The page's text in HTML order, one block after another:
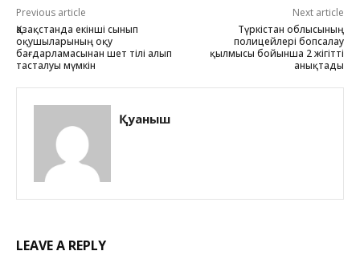
Previous article
Қазақстанда екінші сынып
оқушыларының оқу
бағдарламасынан шет тілі алып
тасталуы мүмкін
Next article
Түркістан облысының
полицейлері бопсалау
қылмысы бойынша 2 жігітті
анықтады
Қуаныш
LEAVE A REPLY